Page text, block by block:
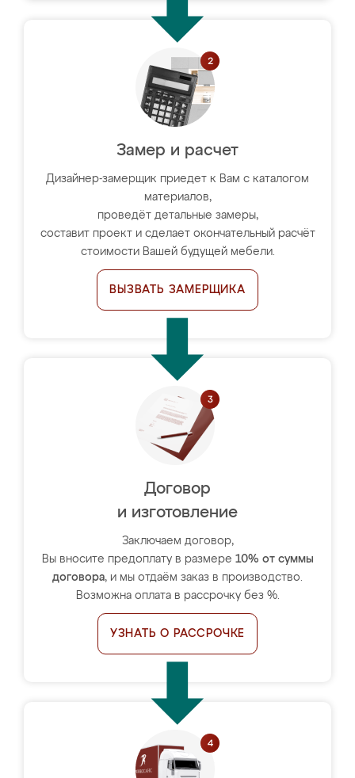
Замер и расчет
Дизайнер-замерщик приедет к Вам с каталогом
материалов,
проведёт детальные замеры,
составит проект и сделает окончательный расчёт
стоимости Вашей будущей мебели.
ВЫЗВАТЬ ЗАМЕРЩИКА
Договор
и изготовление
Заключаем договор,
Вы вносите предоплату в размере 10% от суммы
договора, и мы отдаём заказ в производство.
Возможна оплата в рассрочку без %.
УЗНАТЬ О РАССРОЧКЕ